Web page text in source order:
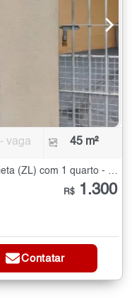
- vaga 45 m²
Casa Térrea para Alugar na Vila Marieta (ZL) com 1 quarto - 45 m²
R$ 1.300
Contatar